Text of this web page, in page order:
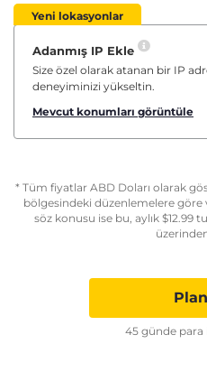
Yeni lokasyonlar
Adanmış IP Ekle
Size özel olarak atanan bir IP
deneyiminizi yükseltin.
Mevcut konumları görüntüle
* Tüm fiyatlar ABD Doları olarak
bölgesindeki düzenlemelere
söz konusu ise bu, aylık $12.99
45 günde para